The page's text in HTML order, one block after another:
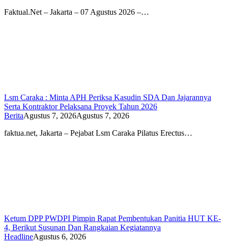
Faktual.Net – Jakarta – 07 Agustus 2026 –…
Lsm Caraka : Minta APH Periksa Kasudin SDA Dan Jajarannya
Serta Kontraktor Pelaksana Proyek Tahun 2026
BeritaAgustus 7, 2026Agustus 7, 2026
faktua.net, Jakarta – Pejabat Lsm Caraka Pilatus Erectus…
Ketum DPP PWDPI Pimpin Rapat Pembentukan Panitia HUT KE-
4, Berikut Susunan Dan Rangkaian Kegiatannya
HeadlineAgustus 6, 2026